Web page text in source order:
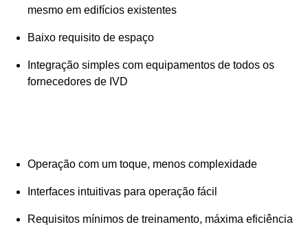
mesmo em edifícios existentes
Baixo requisito de espaço
Integração simples com equipamentos de todos os
fornecedores de IVD
Operação com um toque, menos complexidade
Interfaces intuitivas para operação fácil
Requisitos mínimos de treinamento, máxima eficiência